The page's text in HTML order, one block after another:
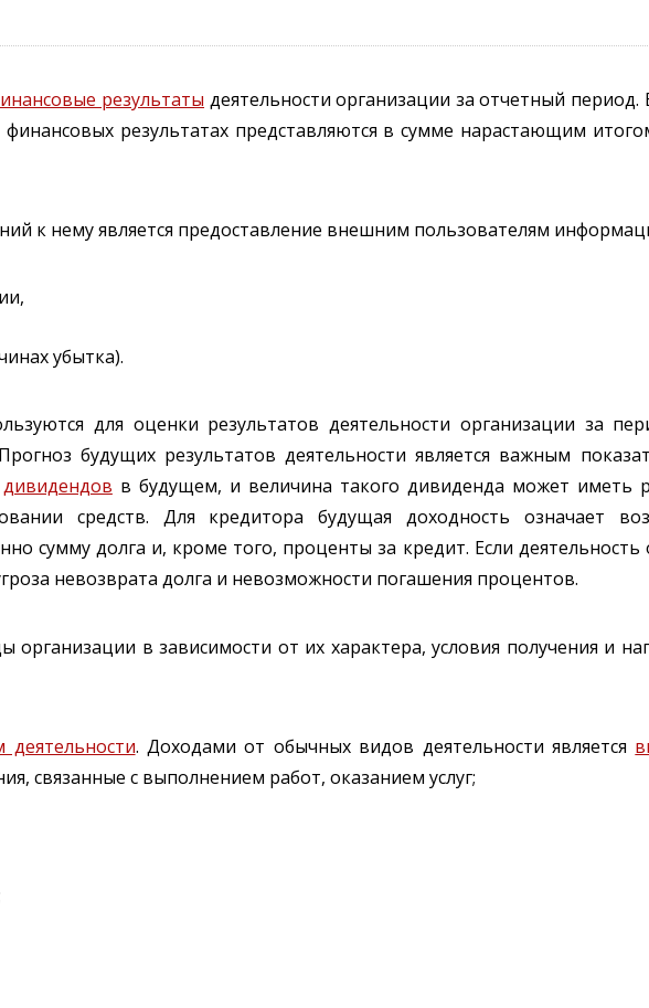
результаты деятельности организации за отчетный период.
результатах представляются в сумме нарастающим
к нему является предоставление внешним пользователям
убытка).
для оценки результатов деятельности организации за
будущих результатов деятельности является важным
дивидендов в будущем, и величина такого дивиденда может иметь
средств. Для кредитора будущая доходность означает
сумму долга и, кроме того, проценты за кредит. Если деятельность
невозврата долга и невозможности погашения процентов.
в зависимости от их характера, условия получения и
. Доходами от обычных видов деятельности является
связанные с выполнением работ, оказанием услуг;